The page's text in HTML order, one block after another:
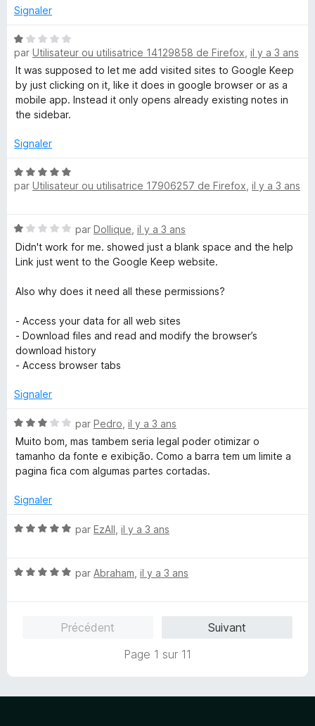
r2
u
r
5
Signaler
N
o
t
é
1
s
r
par Utilisateur ou utilisatrice 14129858 de Firefox il y a 3 ans
It was supposed to let me add visited sites to Google Keep
by just clicking on it, like it does in google browser or as a
mobile app. Instead it only opens already existing notes in
the sidebar.
Signaler
N
o
5
s
u
5
par Utilisateur ou utilisatrice 17906257 de Firefox il y a 3 ans
N
o
t
1
5
par Dollique il y a 3 ans
Didn't work for me. showed just a blank space and the help
Link just went to the Google Keep website.
Also why does it need all these permissions?
- Access your data for all web sites
- Download files and read and modify the browser’s
download history
- Access browser tabs
Signaler
N
o
t
é
s
r
par Pedro il y a 3 ans
Muito bom, mas tambem seria legal poder otimizar o
tamanho da fonte e exibição. Como a barra tem um limite a
pagina fica com algumas partes cortadas.
Signaler
N
é
par EzAll il y a 3 ans
N
par Abraham il y a 3 ans
Précédent
Suivant
Page 1 sur 11